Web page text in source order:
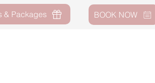
& Packages BOOK NOW